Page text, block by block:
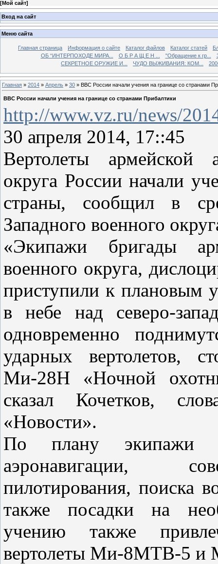
[Мой сайт]
Вход на сайт
Меню сайта
Главная страница Информация о сайте Каталог файлов Каталог статей
ОБ “ИНТЕРПОХОДЕ МИРА...
О Б Р А Щ Е Н ... "Обращение к гр...
СЕКРЕТНОЕ ОРУЖИЕ И...
ЧУДО ВЫЖИВАНИЯ: КОМ...
Главная » 2014 » Апрель » 30 » ВВС России начали учения на границе со странами
ВВС России начали учения на границе со странами Прибалтики
http://www.vz.ru/news/
30 апреля 2014, 17::45
Вертолеты армейской
округа России начали
страны, сообщил в
Западного военного
«Экипажи бригады
военного округа,
приступили к плановым
в небе над северо-
одновременно
ударных вертолетов,
Ми-28Н «Ночной
сказал Кочетков,
«Новости».
По плану экипажи
аэронавигации,
пилотирования, поиска
также посадки на
учению также
вертолеты Ми-8МТВ-5 и